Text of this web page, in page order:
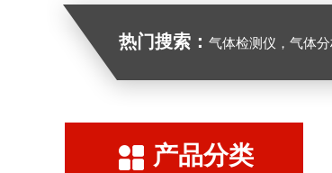
热门搜索： 气体检测仪，气体
产品分类